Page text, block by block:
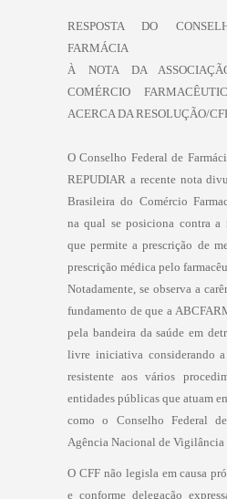
RESPOSTA DO
FARMÁCIA
À NOTA DA
COMÉRCIO
ACERCA DA RESOLUÇÃO/
O Conselho Federal de
REPUDIAR a recente nota
Brasileira do Comércio
na qual se posiciona contra a
que permite a prescrição de
prescrição médica pelo
Notadamente, se observa a
fundamento de que a
pela bandeira da saúde em
livre iniciativa considerando
resistente aos vários
entidades públicas que atuam
como o Conselho Federal
Agência Nacional de Vigilância
O CFF não legisla em causa
e conforme delegação